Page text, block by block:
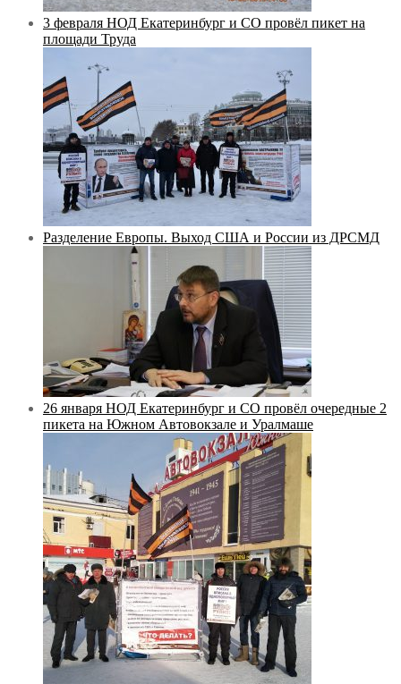
3 февраля НОД Екатеринбург и СО провёл пикет на
площади Труда
Разделение Европы. Выход США и России из ДРСМД
26 января НОД Екатеринбург и СО провёл очередные 2
пикета на Южном Автовокзале и Уралмаше